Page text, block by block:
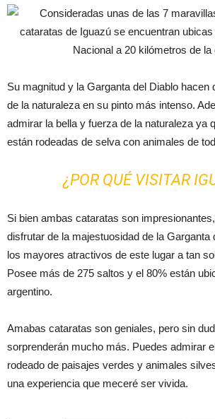
Su magnitud y la Garganta del Diablo hacen
de la naturaleza en su pinto más intenso.
admirar la bella y fuerza de la naturaleza ya
están rodeadas de selva con animales de
¿POR QUÉ VISITAR
Si bien ambas cataratas son
disfrutar de la majestuosidad de la Garganta
los mayores atractivos de este lugar a tan
Posee más de 275 saltos y el 80% están
argentino.
Amabas cataratas son geniales, pero sin
sorprenderán mucho más. Puedes admirar
rodeado de paisajes verdes y animales
una experiencia que meceré ser vivida.